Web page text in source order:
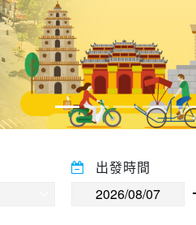
出發時間